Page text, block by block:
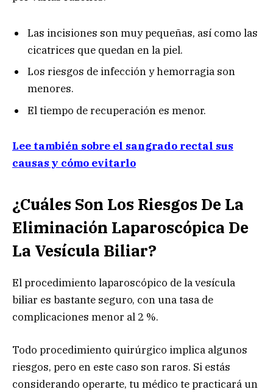
Las incisiones son muy pequeñas, así como las
cicatrices que quedan en la piel.
Los riesgos de infección y hemorragia son
menores.
El tiempo de recuperación es menor.
Lee también sobre el sangrado rectal sus
causas y cómo evitarlo
¿Cuáles Son Los Riesgos De La
Eliminación Laparoscópica De
La Vesícula Biliar?
El procedimiento laparoscópico de la vesícula
biliar es bastante seguro, con una tasa de
complicaciones menor al 2 %.
Todo procedimiento quirúrgico implica algunos
riesgos, pero en este caso son raros. Si estás
considerando operarte, tu médico te practicará un